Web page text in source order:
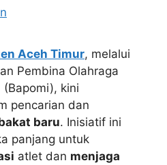
Aceh Timur, melalui
Pembina Olahraga
kini
pencarian dan
baru. Inisiatif ini
panjang untuk
atlet dan menjaga